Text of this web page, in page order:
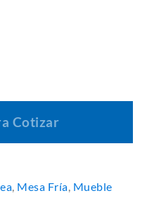
Cotizar
, Mesa Fría, Mueble